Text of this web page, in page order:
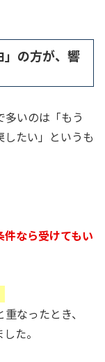
」の方が、響
多いのは「もう
たい」というも
件なら受けてもい
なったとき、
た。